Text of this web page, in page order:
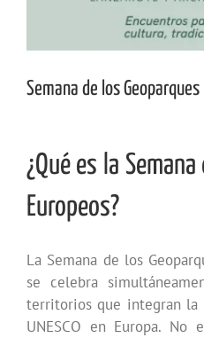
Semana de los Geoparques
¿Qué es la
Europeos?
La Semana de los
se celebra
territorios que integran la
UNESCO en Europa.